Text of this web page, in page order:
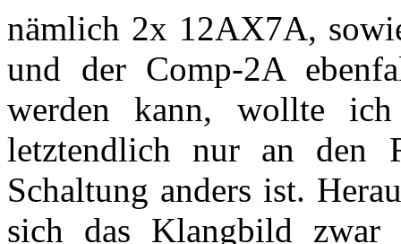
nämlich 2x 12AX7A,
und der Comp-2A
werden kann, wollte
letztendlich nur an den
Schaltung anders ist.
sich das Klangbild zwar